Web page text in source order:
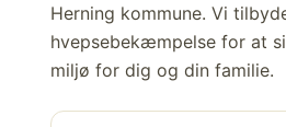
Herning kommune. Vi
hvepsebekæmpelse for at
miljø for dig og din familie.